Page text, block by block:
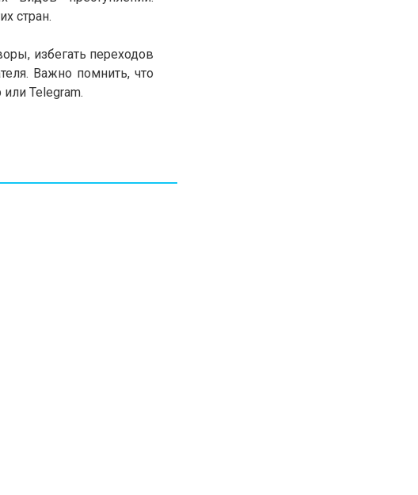
стран.
избегать переходов
Важно помнить, что
Telegram.